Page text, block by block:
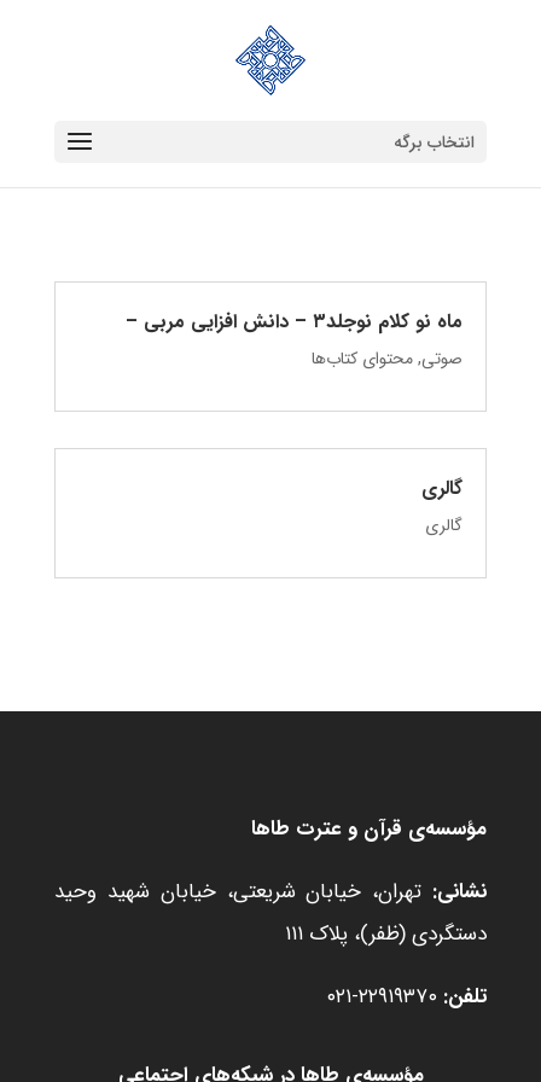
انتخاب برگه
ماه نو کلام نوجلد۳ – دانش‌ افزایی مربی –
صوتی,محتوای کتاب‌ها
گالری
گالری
مؤسسه‌ی قرآن و عترت طاها
نشانی: تهران، خیابان شریعتی، خیابان شهید وحید
دستگردی (ظفر)، پلاک ۱۱۱
تلفن:
مؤسسه‌ی طاها در شبکه‌های اجتماعی